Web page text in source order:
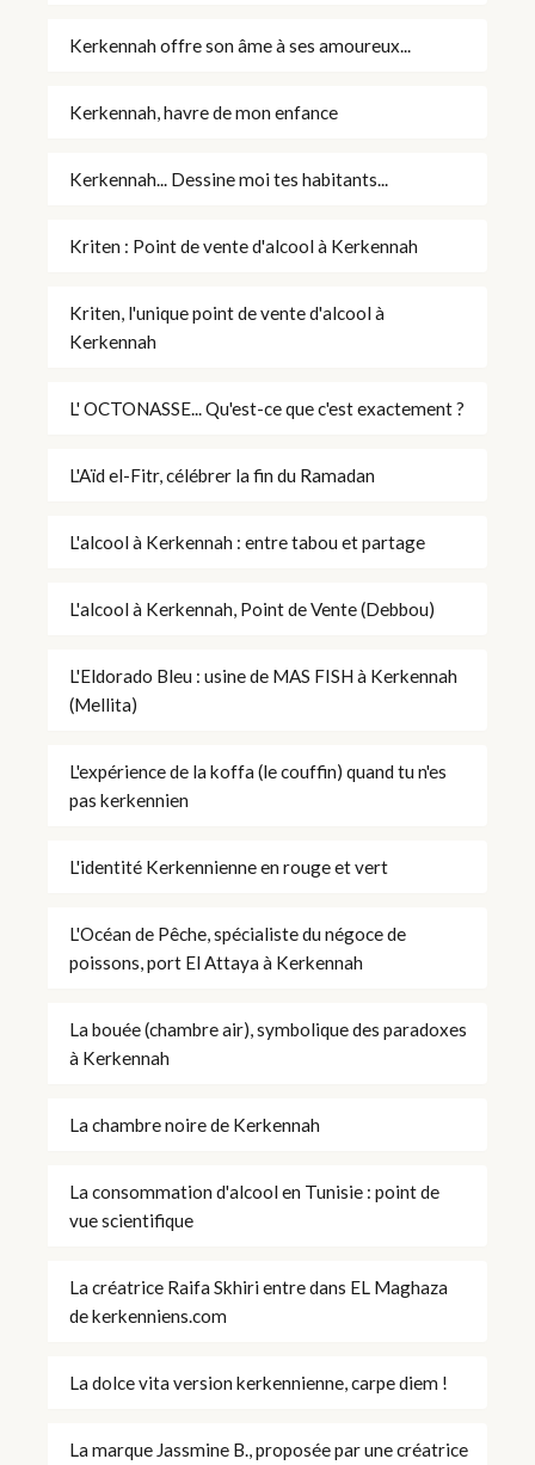
Kerkennah offre son âme à ses amoureux...
Kerkennah, havre de mon enfance
Kerkennah... Dessine moi tes habitants...
Kriten : Point de vente d'alcool à Kerkennah
Kriten, l'unique point de vente d'alcool à
Kerkennah
L' OCTONASSE... Qu'est-ce que c'est exactement ?
L'Aïd el-Fitr, célébrer la fin du Ramadan
L'alcool à Kerkennah : entre tabou et partage
L'alcool à Kerkennah, Point de Vente (Debbou)
L'Eldorado Bleu : usine de MAS FISH à Kerkennah
(Mellita)
L'expérience de la koffa (le couffin) quand tu n'es
pas kerkennien
L'identité Kerkennienne en rouge et vert
L'Océan de Pêche, spécialiste du négoce de
poissons, port El Attaya à Kerkennah
La bouée (chambre air), symbolique des paradoxes
à Kerkennah
La chambre noire de Kerkennah
La consommation d'alcool en Tunisie : point de
vue scientifique
La créatrice Raifa Skhiri entre dans EL Maghaza
de kerkenniens.com
La dolce vita version kerkennienne, carpe diem !
La marque Jassmine B., proposée par une créatrice